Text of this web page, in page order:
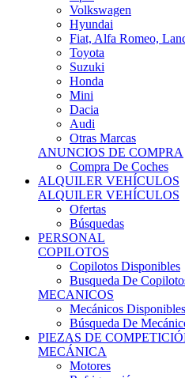
Volkswagen
Hyundai
Fiat, Alfa Romeo,
Toyota
Suzuki
Honda
Mini
Dacia
Audi
Otras Marcas
ANUNCIOS DE COMPRA
Compra De Coches
ALQUILER VEHÍCULOS
ALQUILER VEHÍCULOS
Ofertas
Búsquedas
PERSONAL
COPILOTOS
Copilotos Disponibles
Busqueda De
MECANICOS
Mecánicos Disponibles
Búsqueda De
PIEZAS DE
MECÁNICA
Motores